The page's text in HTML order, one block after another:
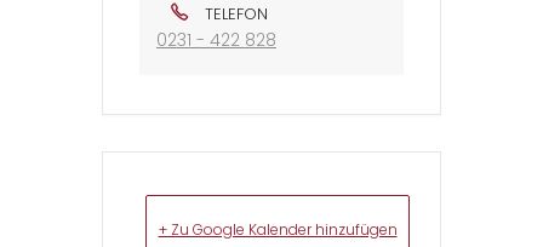
TELEFON
0231 - 422 828
+ Zu Google Kalender hinzufügen